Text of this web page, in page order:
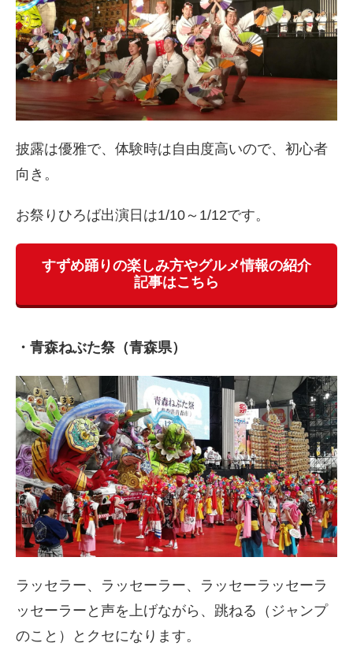
披露は優雅で、体験時は自由度高いので、初心者
向き。
お祭りひろば出演日は1/10～1/12です。
すずめ踊りの楽しみ方やグルメ情報の紹介
記事はこちら
・青森ねぶた祭（青森県）
ラッセラー、ラッセーラー、ラッセーラッセーラ
ッセーラーと声を上げながら、跳ねる（ジャンプ
のこと）とクセになります。